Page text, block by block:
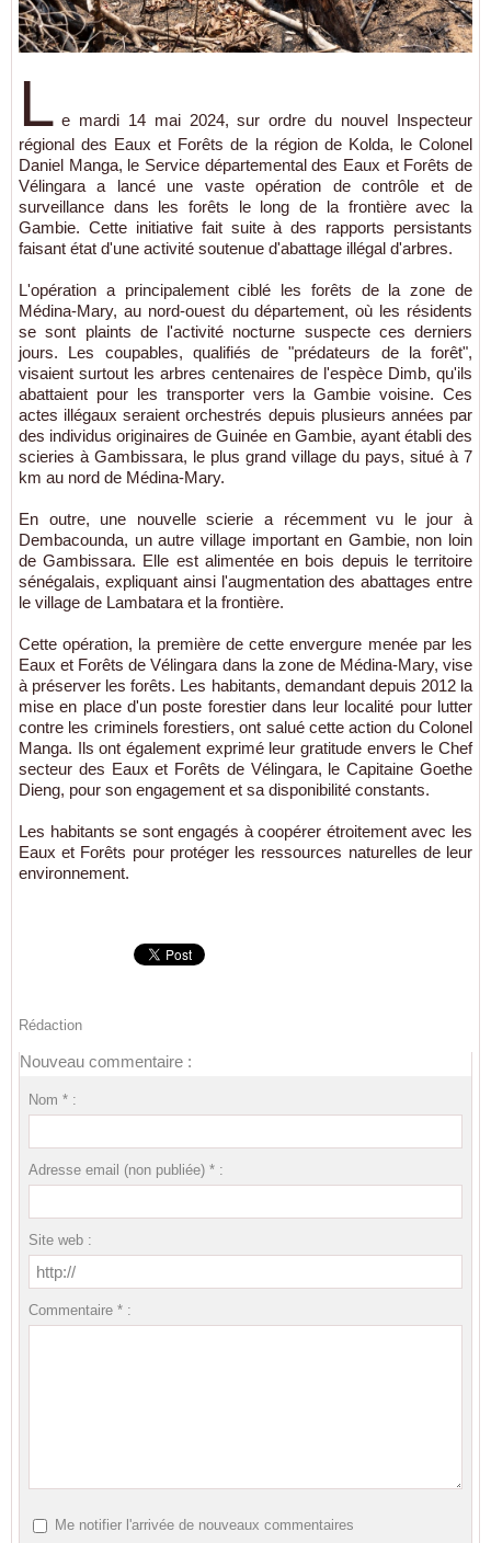
L e mardi 14 mai 2024, sur ordre du nouvel Inspecteur
régional des Eaux et Forêts de la région de Kolda, le Colonel
Daniel Manga, le Service départemental des Eaux et Forêts de
Vélingara a lancé une vaste opération de contrôle et de
surveillance dans les forêts le long de la frontière avec la
Gambie. Cette initiative fait suite à des rapports persistants
faisant état d'une activité soutenue d'abattage illégal d'arbres.
L'opération a principalement ciblé les forêts de la zone de
Médina-Mary, au nord-ouest du département, où les résidents
se sont plaints de l'activité nocturne suspecte ces derniers
jours. Les coupables, qualifiés de "prédateurs de la forêt",
visaient surtout les arbres centenaires de l'espèce Dimb, qu'ils
abattaient pour les transporter vers la Gambie voisine. Ces
actes illégaux seraient orchestrés depuis plusieurs années par
des individus originaires de Guinée en Gambie, ayant établi des
scieries à Gambissara, le plus grand village du pays, situé à 7
km au nord de Médina-Mary.
En outre, une nouvelle scierie a récemment vu le jour à
Dembacounda, un autre village important en Gambie, non loin
de Gambissara. Elle est alimentée en bois depuis le territoire
sénégalais, expliquant ainsi l'augmentation des abattages entre
le village de Lambatara et la frontière.
Cette opération, la première de cette envergure menée par les
Eaux et Forêts de Vélingara dans la zone de Médina-Mary, vise
à préserver les forêts. Les habitants, demandant depuis 2012 la
mise en place d'un poste forestier dans leur localité pour lutter
contre les criminels forestiers, ont salué cette action du Colonel
Manga. Ils ont également exprimé leur gratitude envers le Chef
secteur des Eaux et Forêts de Vélingara, le Capitaine Goethe
Dieng, pour son engagement et sa disponibilité constants.
Les habitants se sont engagés à coopérer étroitement avec les
Eaux et Forêts pour protéger les ressources naturelles de leur
environnement.
Rédaction
Nouveau commentaire :
Nom * :
Adresse email (non publiée) * :
Site web :
Commentaire * :
Me notifier l'arrivée de nouveaux commentaires